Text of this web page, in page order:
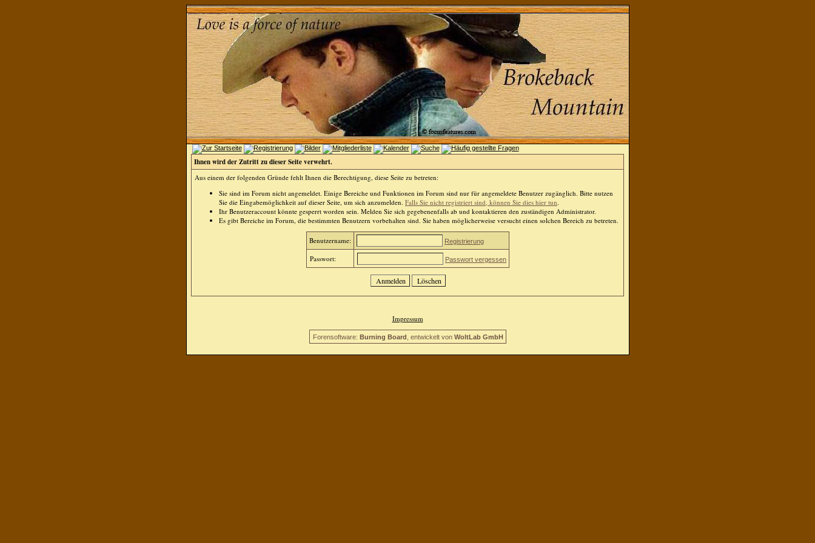
Ihnen wird der Zutritt zu dieser Seite verwehrt.
Aus einem der folgenden Gründe fehlt Ihnen die Berechtigung, diese Seite zu betreten:
Sie sind im Forum nicht angemeldet. Einige Bereiche und Funktionen im Forum sind nur für angemeldete Benutzer zugänglich. Bitte nutzen
Sie die Eingabemöglichkeit auf dieser Seite, um sich anzumelden. Falls Sie nicht registriert sind, können Sie dies hier tun.
Ihr Benutzeraccount könnte gesperrt worden sein. Melden Sie sich gegebenenfalls ab und kontaktieren den zuständigen Administrator.
Es gibt Bereiche im Forum, die bestimmten Benutzern vorbehalten sind. Sie haben möglicherweise versucht einen solchen Bereich zu betreten.
Benutzername: Registrierung
Passwort: Passwort vergessen
Impressum
Forensoftware: Burning Board , entwickelt von WoltLab GmbH